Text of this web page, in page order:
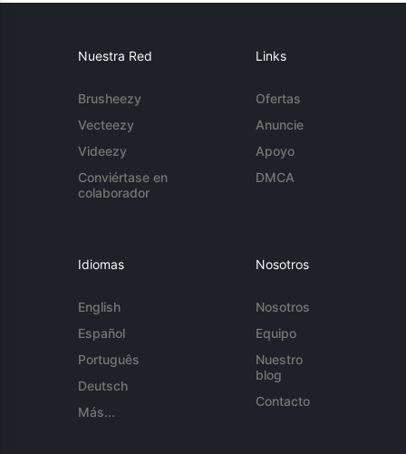
Nuestra Red
Brusheezy
Vecteezy
Videezy
Conviértase en
colaborador
Links
Ofertas
Anuncie
Apoyo
DMCA
Idiomas
English
Español
Português
Deutsch
Más...
Nosotros
Nosotros
Equipo
Nuestro
blog
Contacto